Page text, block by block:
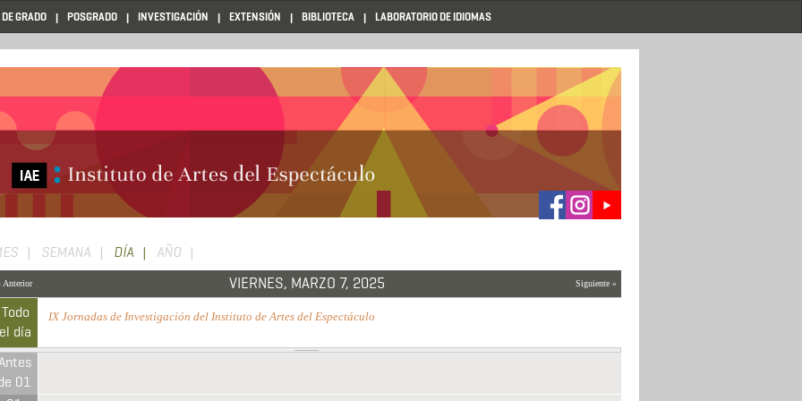
GRADO POSGRADO INVESTIGACIÓN EXTENSIÓN BIBLIOTECA LABORATORIO DE IDIOMAS
SEMANA DÍA (ACTIVE
TAB)
AÑO
VIERNES, MARZO 7, 2025
Anterior Siguiente »
Todo
el día
IX Jornadas de Investigación del Instituto de Artes del Espectáculo
01